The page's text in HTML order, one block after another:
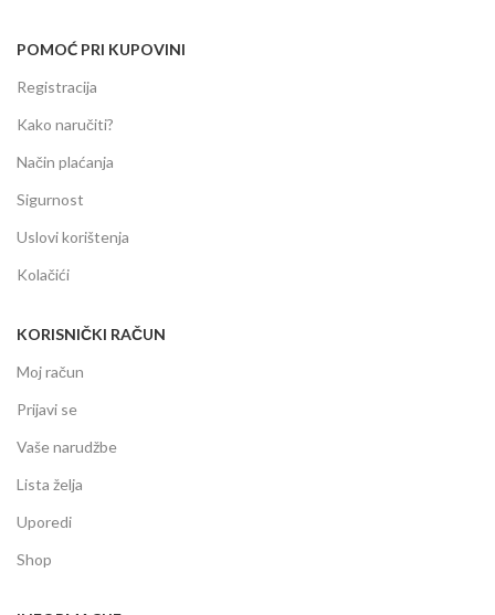
POMOĆ PRI KUPOVINI
Registracija
Kako naručiti?
Način plaćanja
Sigurnost
Uslovi korištenja
Kolačići
KORISNIČKI RAČUN
Moj račun
Prijavi se
Vaše narudžbe
Lista želja
Uporedi
Shop